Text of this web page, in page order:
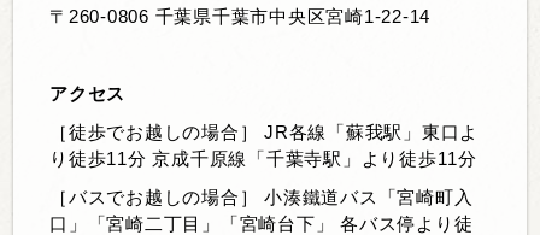
〒260-0806 千葉県千葉市中央区宮崎1-22-14
アクセス
［徒歩でお越しの場合］ JR各線「蘇我駅」東口よ
り徒歩11分 京成千原線「千葉寺駅」より徒歩11分
［バスでお越しの場合］ 小湊鐵道バス「宮崎町入
口」「宮崎二丁目」「宮崎台下」 各バス停より徒